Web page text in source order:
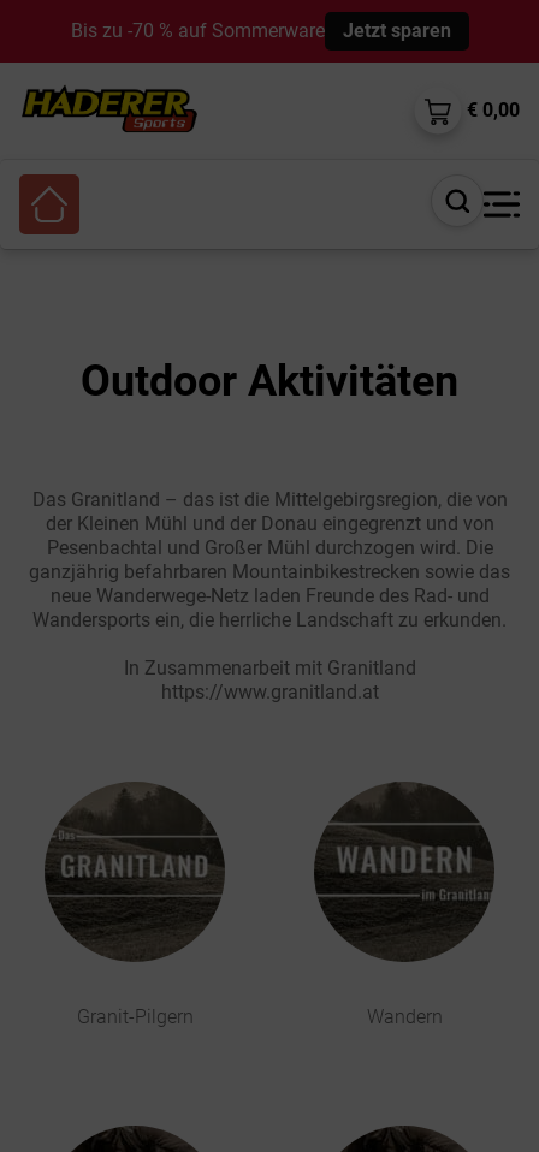
Bis zu -70 % auf Sommerware Jetzt sparen
€ 0,00
Suche
Outdoor Aktivitäten
Das Granitland – das ist die Mittelgebirgsregion, die von
der Kleinen Mühl und der Donau eingegrenzt und von
Pesenbachtal und Großer Mühl durchzogen wird. Die
ganzjährig befahrbaren Mountainbikestrecken sowie das
neue Wanderwege-Netz laden Freunde des Rad- und
Wandersports ein, die herrliche Landschaft zu erkunden.
In Zusammenarbeit mit Granitland
https://www.granitland.at
Granit-Pilgern Wandern